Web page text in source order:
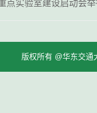
点实验室建设启动会
版权所有 @华东交